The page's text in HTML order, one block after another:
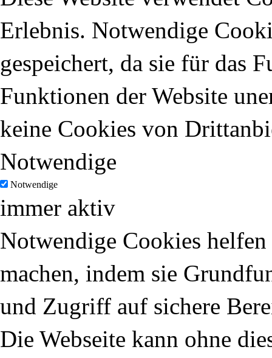
Erlebnis. Notwendige
gespeichert, da sie für das
Funktionen der Website
keine Cookies von
Notwendige
Notwendige
immer aktiv
Notwendige Cookies
machen, indem sie
und Zugriff auf sichere
Die Webseite kann ohne